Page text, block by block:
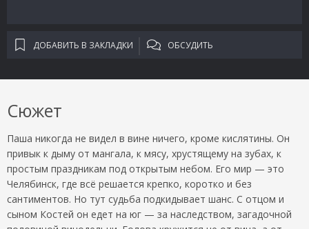
ДОБАВИТЬ В ЗАКЛАДКИ ОБСУДИТЬ
Сюжет
Паша никогда не видел в вине ничего, кроме кислятины. Он
привык к дыму от мангала, к мясу, хрустящему на зубах, к
простым праздникам под открытым небом. Его мир — это
Челябинск, где всё решается крепко, коротко и без
сантиментов. Но тут судьба подкидывает шанс. С отцом и
сыном Костей он едет на юг — за наследством, загадочной